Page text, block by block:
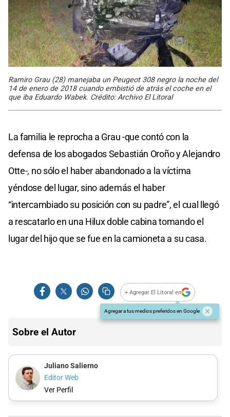
Ramiro Grau (28) manejaba un Peugeot 308 negro la noche del
14 de enero de 2018 cuando embistió de atrás el coche en el
que iba Eduardo Wabek. Crédito: Archivo El Litoral
La familia le reprocha a Grau -que contó con la
defensa de los abogados Sebastián Oroño y Alejandro
Otte-, no sólo el haber abandonado a la víctima
yéndose del lugar, sino además el haber
“intercambiado su posición con su padre”, el cual llegó
a rescatarlo en una Hilux doble cabina tomando el
lugar del hijo que se fue en la camioneta a su casa.
+ Agregar El Litoral en
Agregar a tus medios preferidos en Google
Sobre el Autor
Juliano Salierno
Editor Web
Ver Perfil